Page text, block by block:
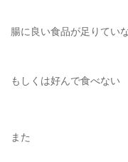
腸に良い食品が足りていな
もしくは好んで食べない
また